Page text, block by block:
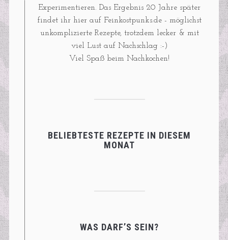
Experimentieren. Das Ergebnis 20 Jahre später
findet ihr hier auf Feinkostpunks.de - möglichst
unkomplizierte Rezepte, trotzdem lecker & mit
viel Lust auf Nachschlag :-)
Viel Spaß beim Nachkochen!
BELIEBTESTE REZEPTE IN DIESEM
MONAT
WAS DARF’S SEIN?